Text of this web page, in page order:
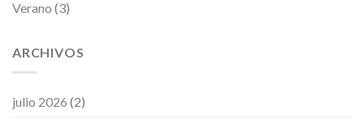
Verano (3)
ARCHIVOS
julio 2026 (2)